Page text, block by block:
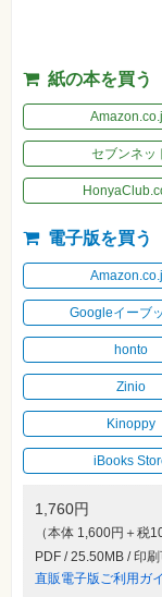
趣
素
材
集
自
パ
ソ
コ
ホ
ビ
ー
Club
Impress
ロ
グ
イ
ー
シ
リ
紙の本を買う
セブンネッ
電子版を買う
Googleイーブ
honto
Zinio
Kinoppy
iBooks
1,760円
（本体 1,600円＋税
PDF / 25.50MB / 印
直販電子版ご利用ガ